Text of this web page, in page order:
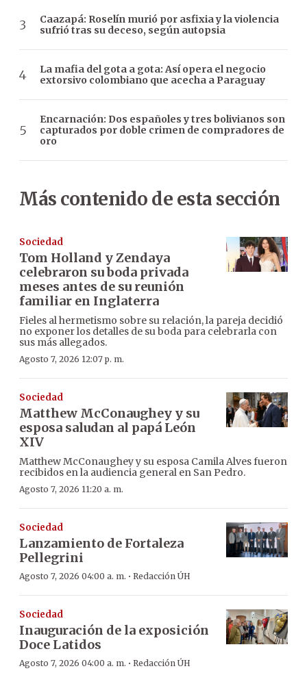
Caazapá: Roselín murió por asfixia y la violencia
sufrió tras su deceso, según autopsia
La mafia del gota a gota: Así opera el negocio
extorsivo colombiano que acecha a Paraguay
Encarnación: Dos españoles y tres bolivianos son
capturados por doble crimen de compradores de
oro
Más contenido de esta sección
Sociedad
Tom Holland y Zendaya
celebraron su boda privada
meses antes de su reunión
familiar en Inglaterra
Fieles al hermetismo sobre su relación, la pareja decidió
no exponer los detalles de su boda para celebrarla con
sus más allegados.
Agosto 7, 2026 12:07 p. m.
Sociedad
Matthew McConaughey y su
esposa saludan al papá León
XIV
Matthew McConaughey y su esposa Camila Alves fueron
recibidos en la audiencia general en San Pedro.
Agosto 7, 2026 11:20 a. m.
Sociedad
Lanzamiento de Fortaleza
Pellegrini
Agosto 7, 2026 04:00 a. m. · Redacción ÚH
Sociedad
Inauguración de la exposición
Doce Latidos
Agosto 7, 2026 04:00 a. m. · Redacción ÚH